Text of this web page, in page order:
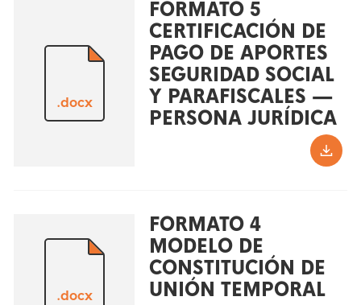
.docx
FORMATO 5
CERTIFICACIÓN DE
PAGO DE APORTES
SEGURIDAD SOCIAL
Y PARAFISCALES —
PERSONA JURÍDICA
.docx
FORMATO 4
MODELO DE
CONSTITUCIÓN DE
UNIÓN TEMPORAL